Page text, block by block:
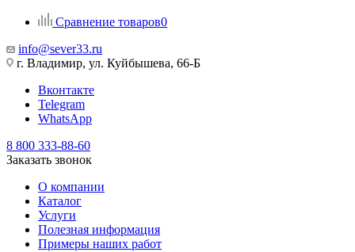
Сравнение товаров0
info@sever33.ru
г. Владимир, ул. Куйбышева, 66-Б
Вконтакте
Telegram
WhatsApp
8 800 333-88-60
Заказать звонок
О компании
Каталог
Услуги
Полезная информация
Примеры наших работ